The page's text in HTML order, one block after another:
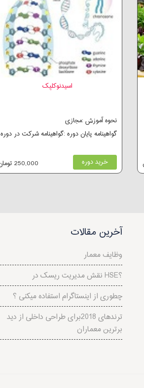
اسیدنوکلیِک
نحوه آموزش :مجازی
گواهینامه پایان دوره :گواهینامه شرکت در دوره
خرید دوره 250,000 تومان
آخرین مقالات
وظایف معمار
نقش مدیریت ریسک در HSE؟
چطوری از اینستاگرام استفاده میکنی ؟
ترندهای 2018برای طراحی داخلی از دید
برترین معماران